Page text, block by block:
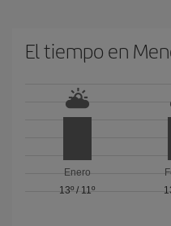
El tiempo en
Enero
13º / 11º